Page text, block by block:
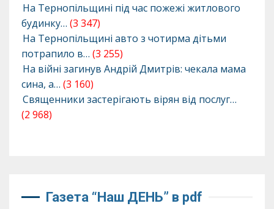
На Тернопільщині під час пожежі житлового
будинку… (3 347)
На Тернопільщині авто з чотирма дітьми
потрапило в… (3 255)
На війні загинув Андрій Дмитрів: чекала мама
сина, а… (3 160)
Священники застерігають вірян від послуг…
(2 968)
Газета “Наш ДЕНЬ” в pdf